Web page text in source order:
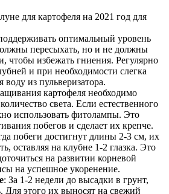
для картофеля на 2021 год для
оптимальный уровень
пересыхать, но и не должны
избежать гниения. Регулярно
и при необходимости слегка
из пульверизатора.
картофеля необходимо
света. Если естественного
использовать фитолампы. Это
побегов и сделает их крепче.
побеги достигнут длины 2-3 см, их
оставляя на клубне 1-2 глазка. Это
на развитии корневой
на успешное укоренение.
: За 1-2 недели до высадки в грунт,
Для этого их выносят на свежий